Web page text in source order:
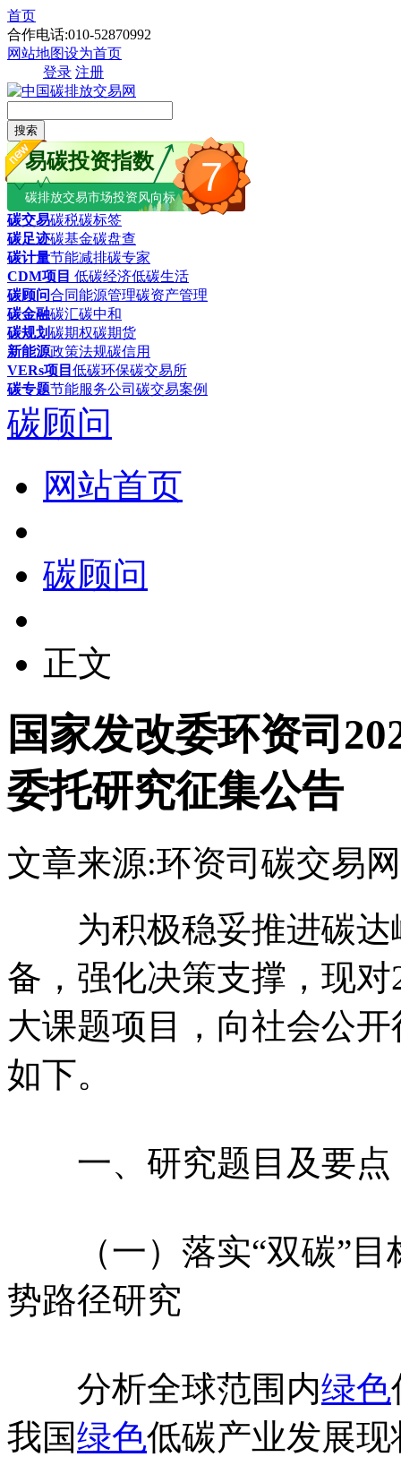
首页
合作电话:010-52870992
网站地图设为首页
登录 注册
搜索
7
易碳投资指数
碳排放交易市场投资风向标
碳交易碳税碳标签
碳足迹碳基金碳盘查
碳计量节能减排碳专家
CDM项目 低碳经济低碳生活
碳顾问合同能源管理碳资产管理
碳金融碳汇碳中和
碳规划碳期权碳期货
新能源政策法规碳信用
VERs项目 低碳环保碳交易所
碳专题节能服务公司 碳交易案例
碳顾问
网站首页
碳顾问
正文
国家发改委环资司
委托研究征集公告
文章来源:环资司 碳交易网
为积极稳妥推进碳达
备，强化决策支撑，现对
大课题项目，向社会公
如下。
一、研究题目及要点
（一）落实“双碳”目
势路径研究
分析全球范围内绿色
我国绿色低碳产业发展